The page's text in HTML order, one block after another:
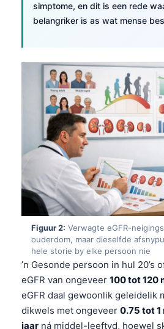
simptome, en dit is een rede
belangriker is as wat mense
Figuur 2: Verwagte eGFR-
ouderdom, maar dieselfde
hele storie by elke persoon nie
’n Gesonde persoon in hul 20’s
eGFR van ongeveer 100 tot 120
eGFR daal gewoonlik geleidelik
dikwels met ongeveer 0.75 tot 1
jaar ná middel-leeftyd, hoewel